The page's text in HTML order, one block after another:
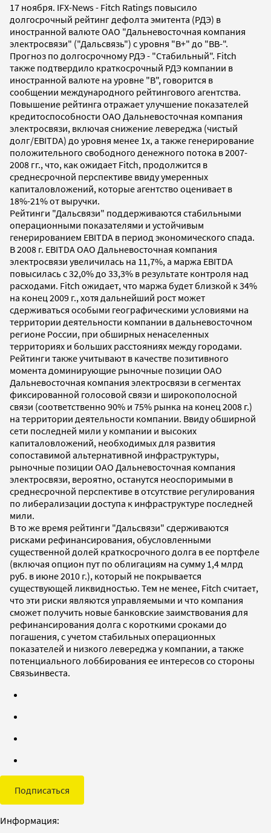
17 ноября. IFX-News - Fitch Ratings повысило
долгосрочный рейтинг дефолта эмитента (РДЭ) в
иностранной валюте ОАО "Дальневосточная компания
электросвязи" ("Дальсвязь") с уровня "B+" до "BB-".
Прогноз по долгосрочному РДЭ - "Стабильный". Fitch
также подтвердило краткосрочный РДЭ компании в
иностранной валюте на уровне "B", говорится в
сообщении международного рейтингового агентства.
Повышение рейтинга отражает улучшение показателей
кредитоспособности ОАО Дальневосточная компания
электросвязи, включая снижение левереджа (чистый
долг/EBITDA) до уровня менее 1x, а также генерирование
положительного свободного денежного потока в 2007-
2008 гг., что, как ожидает Fitch, продолжится в
среднесрочной перспективе ввиду умеренных
капиталовложений, которые агентство оценивает в
18%-21% от выручки.
Рейтинги "Дальсвязи" поддерживаются стабильными
операционными показателями и устойчивым
генерированием EBITDA в период экономического спада.
В 2008 г. EBITDA ОАО Дальневосточная компания
электросвязи увеличилась на 11,7%, а маржа EBITDA
повысилась с 32,0% до 33,3% в результате контроля над
расходами. Fitch ожидает, что маржа будет близкой к 34%
на конец 2009 г., хотя дальнейший рост может
сдерживаться особыми географическими условиями на
территории деятельности компании в дальневосточном
регионе России, при обширных ненаселенных
территориях и больших расстояниях между городами.
Рейтинги также учитывают в качестве позитивного
момента доминирующие рыночные позиции ОАО
Дальневосточная компания электросвязи в сегментах
фиксированной голосовой связи и широкополосной
связи (соответственно 90% и 75% рынка на конец 2008 г.)
на территории деятельности компании. Ввиду обширной
сети последней мили у компании и высоких
капиталовложений, необходимых для развития
сопоставимой альтернативной инфраструктуры,
рыночные позиции ОАО Дальневосточная компания
электросвязи, вероятно, останутся неоспоримыми в
среднесрочной перспективе в отсутствие регулирования
по либерализации доступа к инфраструктуре последней
мили.
В то же время рейтинги "Дальсвязи" сдерживаются
рисками рефинансирования, обусловленными
существенной долей краткосрочного долга в ее портфеле
(включая опцион пут по облигациям на сумму 1,4 млрд
руб. в июне 2010 г.), который не покрывается
существующей ликвидностью. Тем не менее, Fitch считает,
что эти риски являются управляемыми и что компания
сможет получить новые банковские заимствования для
рефинансирования долга с короткими сроками до
погашения, с учетом стабильных операционных
показателей и низкого левереджа у компании, а также
потенциального лоббирования ее интересов со стороны
Связьинвеста.
Подписаться
Информация: